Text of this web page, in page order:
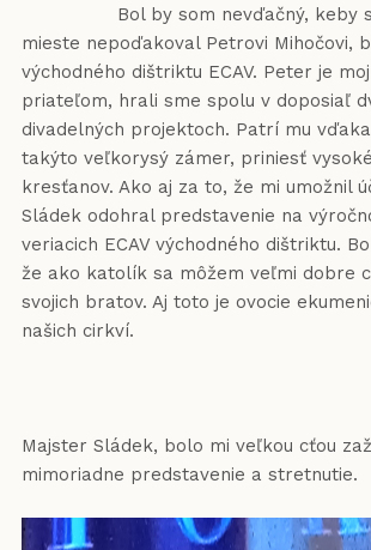
Bol by som nevďačný, keby
mieste nepoďakoval Petrovi Mihočovi,
východného dištriktu ECAV. Peter je
priateľom, hrali sme spolu v doposiaľ
divadelných projektoch. Patrí mu
takýto veľkorysý zámer, priniesť
kresťanov. Ako aj za to, že mi umožnil
Sládek odohral predstavenie na
veriacich ECAV východného dištriktu.
že ako katolík sa môžem veľmi dobre
svojich bratov. Aj toto je ovocie
našich cirkví.
Majster Sládek, bolo mi veľkou cťou
mimoriadne predstavenie a stretnutie.